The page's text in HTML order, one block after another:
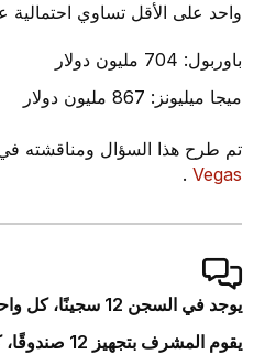
واحد على الأقل تساوي احتمالية
باوربول: 704 مليون دولار
ميجا ميليونز: 867 مليون دولار
تم طرح هذا السؤال ومناقشته في
Vegas
.
يوجد في السجن 12 سجينًا، كل واحد منهم مرقم من 1 إلى 12.
يقوم المشرف بتجهيز 12 صندوقًا، كل منها مرقم من 1 إلى 12.